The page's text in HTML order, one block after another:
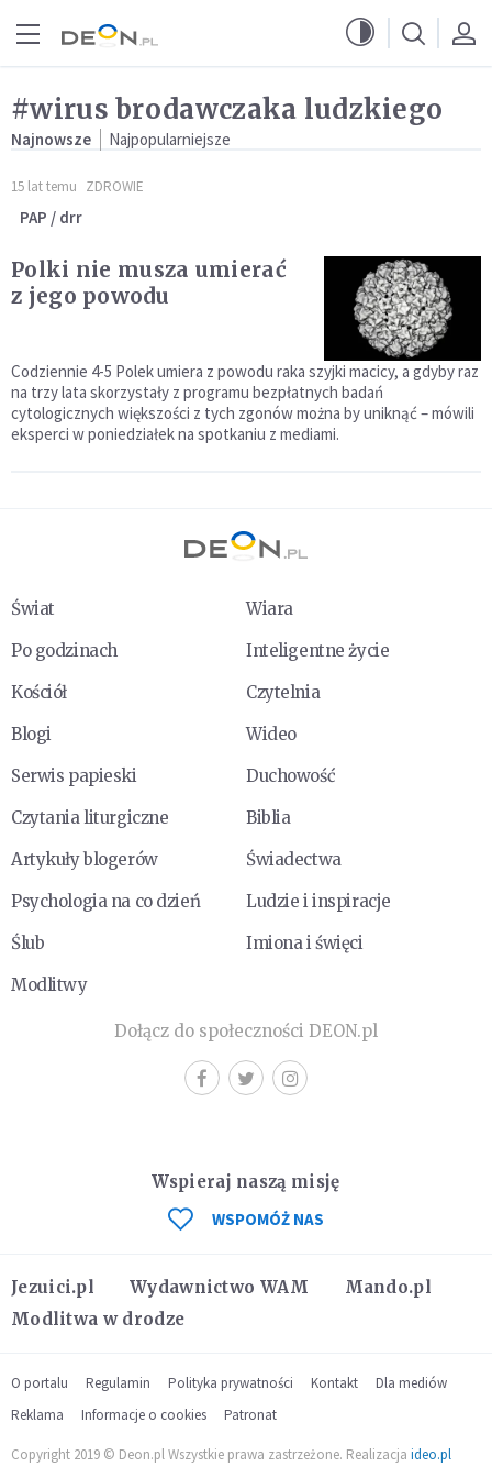
#wirus brodawczaka ludzkiego
Najnowsze Najpopularniejsze
15 lat temu ZDROWIE
PAP / drr
Polki nie musza umierać
z jego powodu
Codziennie 4-5 Polek umiera z powodu raka szyjki macicy, a gdyby raz
na trzy lata skorzystały z programu bezpłatnych badań
cytologicznych większości z tych zgonów można by uniknąć – mówili
eksperci w poniedziałek na spotkaniu z mediami.
Świat
Wiara
Po godzinach
Inteligentne życie
Kościół
Czytelnia
Blogi
Wideo
Serwis papieski
Duchowość
Czytania liturgiczne
Biblia
Artykuły blogerów
Świadectwa
Psychologia na co dzień
Ludzie i inspiracje
Ślub
Imiona i święci
Modlitwy
Dołącz do społeczności DEON.pl
Jezuici.pl Wydawnictwo WAM
Mando.pl
Modlitwa w drodze
Wspieraj naszą misję
WSPOMÓŻ NAS
O portalu Regulamin Polityka prywatności Kontakt
Dla mediów
Reklama
Informacje o cookies Patronat
Copyright 2019 © Deon.pl Wszystkie prawa zastrzeżone. Realizacja ideo.pl